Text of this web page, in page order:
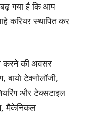
गया है कि आप
करियर स्थापित कर
करने की अवसर
बायो टेक्नोलॉजी,
और टेक्सटाइल
मैकेनिकल